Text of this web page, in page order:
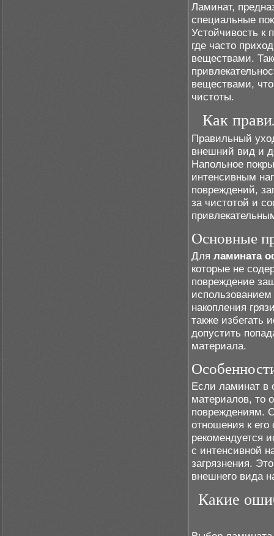
Ламинат,
специальные
Устойчивость к
где часто
веществами.
веществами,
чистоты.
Как
Правильный
внешний вид и
Напольное
интенсивным
повреждений,
за чистотой и
Основные
Для ламината
которые не
повреждение
накопления
также избегать
допустить
материала.
Если ламинат в
материалов, то
повреждениям.
отношения к
рекомендуется
с интенсивной
загрязнения.
внешнего вида
Какие